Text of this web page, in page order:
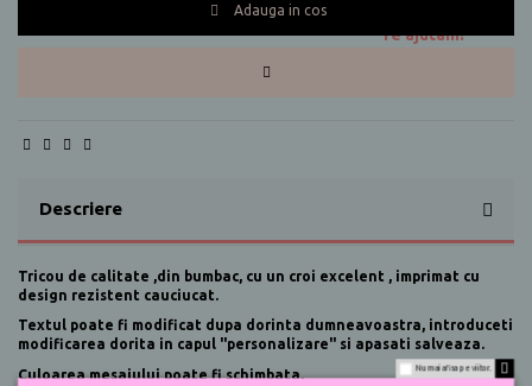
Adauga in cos
Te ajutam?
Descriere
Tricou de calitate ,din bumbac, cu un croi excelent , imprimat cu
design rezistent cauciucat.
Textul poate fi modificat dupa dorinta dumneavoastra, introduceti
modificarea dorita in capul "personalizare" si apasati salveaza.
Culoarea mesajului poate fi schimbata.
Nu mai afisa pe viitor.